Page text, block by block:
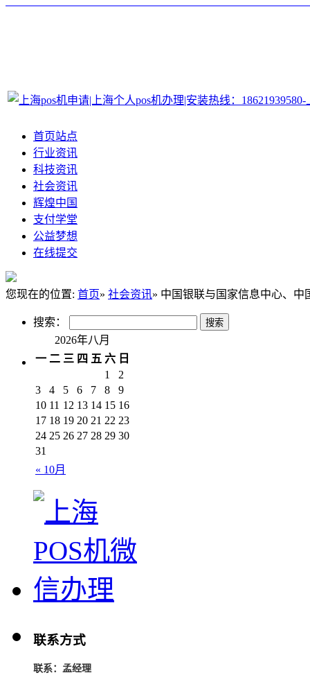
首页站点
行业资讯
科技资讯
社会资讯
辉煌中国
支付学堂
公益梦想
在线提交
您现在的位置: 首页» 社会资讯» 中国银联与国家信息中心、
搜索：
2026年八月
一 二 三 四 五 六 日
« 10月
1
2
3
4 5 6 7 8
9
10 11 12 13 14 15 16
17 18 19 20 21 22 23
24 25 26 27 28 29 30
31
联系方式
联系：孟经理